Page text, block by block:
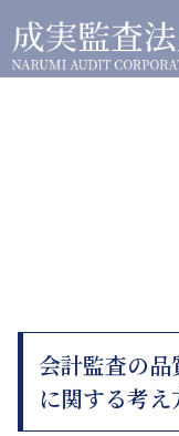
会計監査の
に関する考え